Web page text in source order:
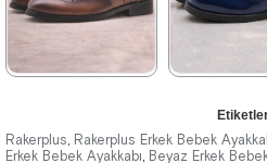
%42İndirim
Ücretsiz
Kargo
%41İndirim
1.369,90 ₺
★ ★
Rakerplus, Rakerplus Erkek Bebek
Erkek Bebek Ayakkabı, Beyaz Erkek